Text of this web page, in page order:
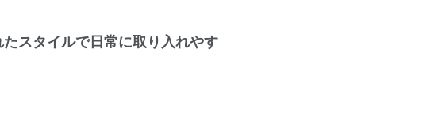
スタイルで日常に取り入れやす